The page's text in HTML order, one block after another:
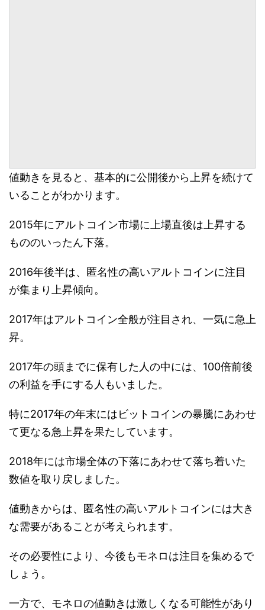
値動きを見ると、基本的に公開後から上昇を続けて
いることがわかります。
2015年にアルトコイン市場に上場直後は上昇する
もののいったん下落。
2016年後半は、匿名性の高いアルトコインに注目
が集まり上昇傾向。
2017年はアルトコイン全般が注目され、一気に急上
昇。
2017年の頭までに保有した人の中には、100倍前後
の利益を手にする人もいました。
特に2017年の年末にはビットコインの暴騰にあわせ
て更なる急上昇を果たしています。
2018年には市場全体の下落にあわせて落ち着いた
数値を取り戻しました。
値動きからは、匿名性の高いアルトコインには大き
な需要があることが考えられます。
その必要性により、今後もモネロは注目を集めるで
しょう。
一方で、モネロの値動きは激しくなる可能性があり